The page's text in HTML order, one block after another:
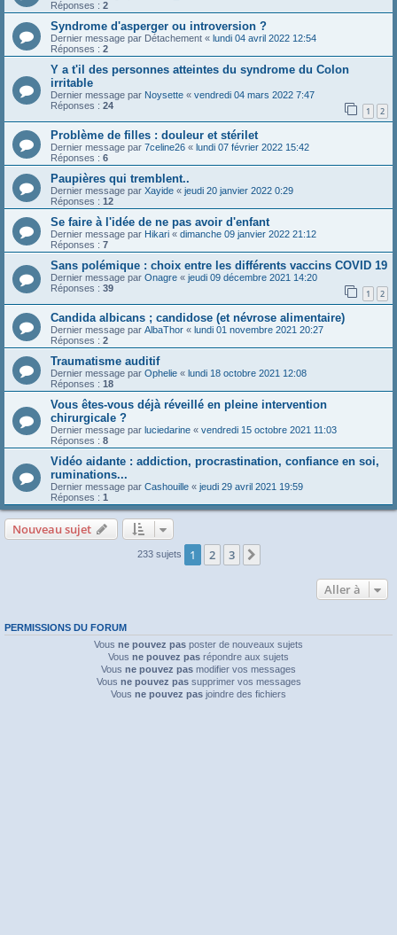
Réponses : 2
Syndrome d'asperger ou introversion ?
Dernier message par Détachement « lundi 04 avril 2022 12:54
Réponses : 2
Y a t'il des personnes atteintes du syndrome du Colon
irritable
Dernier message par Noysette « vendredi 04 mars 2022 7:47
Réponses : 24 1 2
Problème de filles : douleur et stérilet
Dernier message par 7celine26 « lundi 07 février 2022 15:42
Réponses : 6
Paupières qui tremblent..
Dernier message par Xayide « jeudi 20 janvier 2022 0:29
Réponses : 12
Se faire à l'idée de ne pas avoir d'enfant
Dernier message par Hikari « dimanche 09 janvier 2022 21:12
Réponses : 7
Sans polémique : choix entre les différents vaccins COVID 19
Dernier message par Onagre « jeudi 09 décembre 2021 14:20
Réponses : 39 1 2
Candida albicans ; candidose (et névrose alimentaire)
Dernier message par AlbaThor « lundi 01 novembre 2021 20:27
Réponses : 2
Traumatisme auditif
Dernier message par Ophelie « lundi 18 octobre 2021 12:08
Réponses : 18
Vous êtes-vous déjà réveillé en pleine intervention
chirurgicale ?
Dernier message par luciedarine « vendredi 15 octobre 2021 11:03
Réponses : 8
Vidéo aidante : addiction, procrastination, confiance en soi,
ruminations...
Dernier message par Cashouille « jeudi 29 avril 2021 19:59
Réponses : 1
Nouveau sujet
233 sujets 1 2 3
Aller à
PERMISSIONS DU FORUM
Vous ne pouvez pas poster de nouveaux sujets
Vous ne pouvez pas répondre aux sujets
Vous ne pouvez pas modifier vos messages
Vous ne pouvez passupprimer vos messages
Vous ne pouvez pas joindre des fichiers